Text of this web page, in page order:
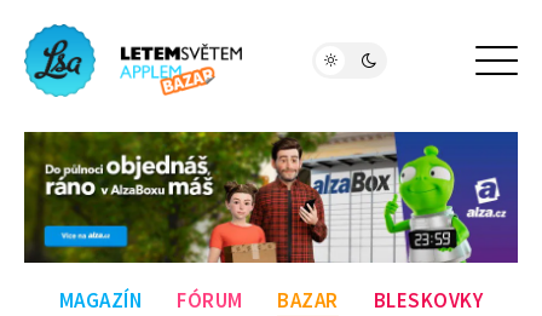
MAGAZÍN FÓRUM BAZAR BLESKOVKY